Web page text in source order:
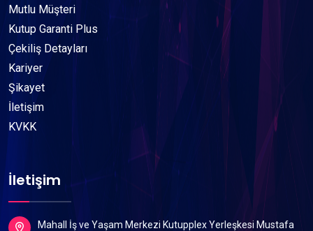
Mutlu Müşteri
Kutup Garanti Plus
Çekiliş Detayları
Kariyer
Şikayet
İletişim
KVKK
İletişim
Mahall İş ve Yaşam Merkezi Kutupplex Yerleşkesi Mustafa